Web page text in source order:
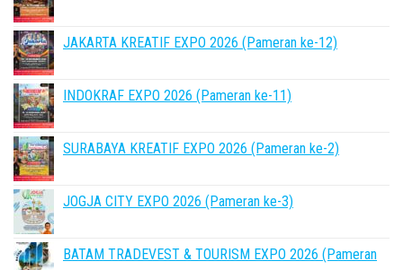
JAKARTA KREATIF EXPO 2026 (Pameran ke-12)
INDOKRAF EXPO 2026 (Pameran ke-11)
SURABAYA KREATIF EXPO 2026 (Pameran ke-2)
JOGJA CITY EXPO 2026 (Pameran ke-3)
BATAM TRADEVEST & TOURISM EXPO 2026 (Pameran